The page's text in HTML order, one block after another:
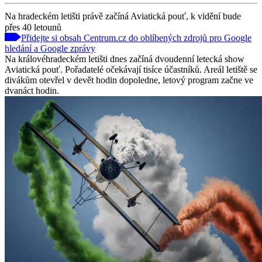
Na hradeckém letišti právě začíná Aviatická pouť, k vidění bude
přes 40 letounů
Přidejte si obsah Centrum.cz do oblíbených zdrojů pro Google
hledání a Google zprávy
Na královéhradeckém letišti dnes začíná dvoudenní letecká show
Aviatická pouť. Pořadatelé očekávají tisíce účastníků. Areál letiště se
divákům otevřel v devět hodin dopoledne, letový program začne ve
dvanáct hodin.